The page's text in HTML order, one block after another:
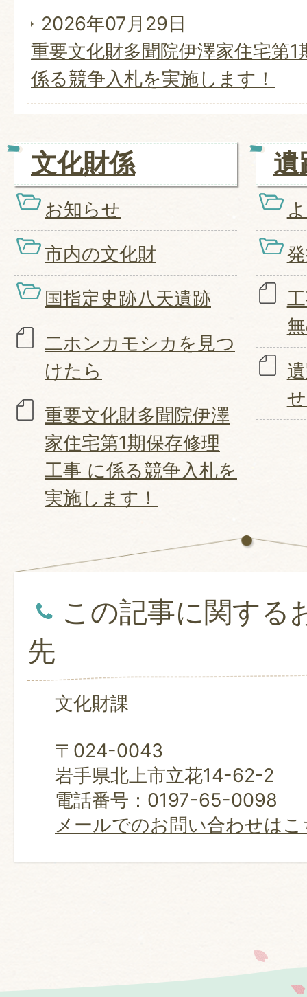
2026年07月29日
重要文化財多聞院伊澤家住宅第
係る競争入札を実施します！
文化財係
お知らせ
市内の文化財
国指定史跡八天遺跡
二ホンカモシカを見つ
けたら
重要文化財多聞院伊澤
家住宅第1期保存修理
工事 に係る競争入札を
実施します！
遺
この記事に関する
先
文化財課
〒024-0043
岩手県北上市立花14-62-2
電話番号：0197-65-0098
メールでのお問い合わせは